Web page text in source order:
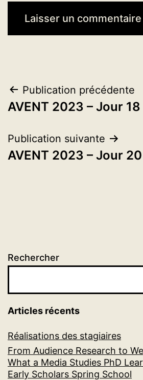
Navigation
de
l’article
Publication précédente
AVENT 2023 – Jour 18
Publication suivante
AVENT 2023 – Jour 20
Rechercher
Articles récents
Réalisations des stagiaires
From Audience Research to
What a Media Studies PhD
Early Scholars Spring School